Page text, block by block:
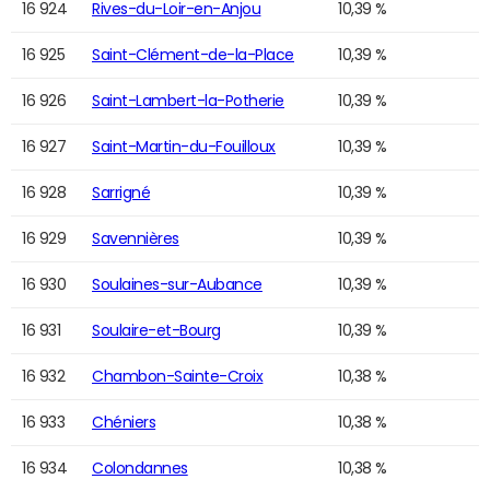
16 924 Rives-du-Loir-en-Anjou 10,39 %
16 925 Saint-Clément-de-la-Place 10,39 %
16 926 Saint-Lambert-la-Potherie 10,39 %
16 927 Saint-Martin-du-Fouilloux 10,39 %
16 928 Sarrigné 10,39 %
16 929 Savennières 10,39 %
16 930 Soulaines-sur-Aubance 10,39 %
16 931 Soulaire-et-Bourg 10,39 %
16 932 Chambon-Sainte-Croix 10,38 %
16 933 Chéniers 10,38 %
16 934 Colondannes 10,38 %